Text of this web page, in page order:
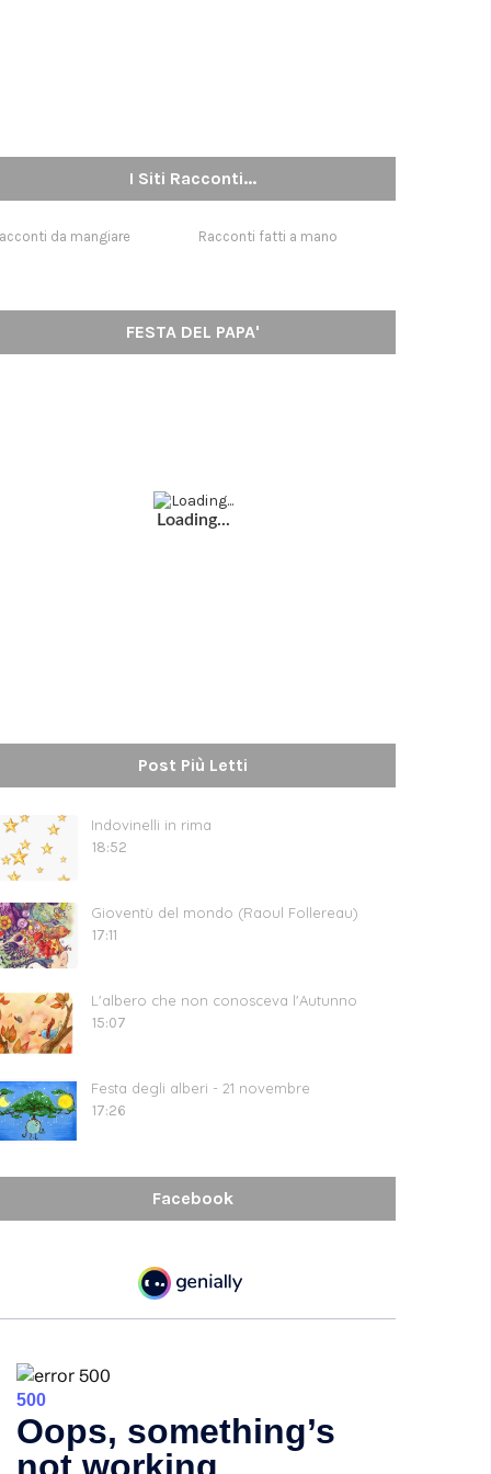
I Siti Racconti...
da mangiare Racconti fatti a mano
FESTA DEL PAPA'
Loading...
Post Più Letti
Indovinelli in rima
18:52
Gioventù del mondo (Raoul Follereau)
17:11
L'albero che non conosceva l'Autunno
15:07
Festa degli alberi - 21 novembre
17:26
Facebook